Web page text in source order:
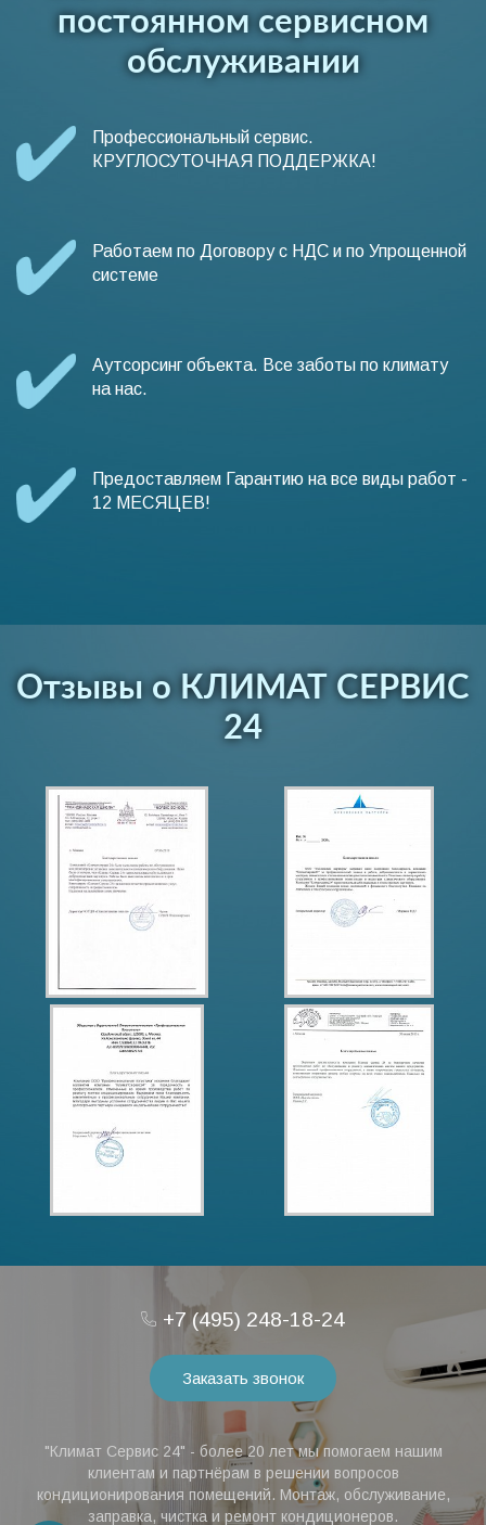
постоянном сервисном
обслуживании
Профессиональный сервис.
КРУГЛОСУТОЧНАЯ ПОДДЕРЖКА!
Работаем по Договору с НДС и по Упрощенной
системе
Аутсорсинг объекта. Все заботы по климату
на нас.
Предоставляем Гарантию на все виды работ -
12 МЕСЯЦЕВ!
Отзывы о КЛИМАТ СЕРВИС
24
+7 (495) 248-18-24
Заказать звонок
"Климат Сервис 24" - более 20 лет мы помогаем нашим
клиентам и партнёрам в решении вопросов
кондиционирования помещений. Монтаж, обслуживание,
заправка, чистка и ремонт кондиционеров.